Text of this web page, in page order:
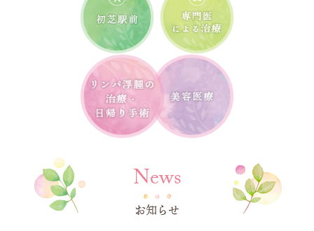
News
お知らせ